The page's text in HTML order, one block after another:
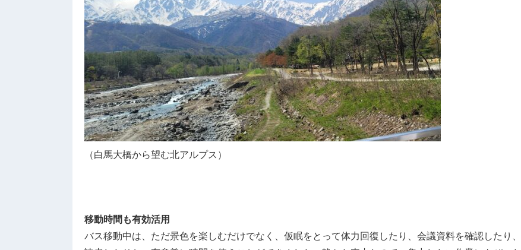
（白馬大橋から望む北アルプス）
移動時間も有効活用
バス移動中は、ただ景色を楽しむだけでなく、仮眠をとって体力回復したり、会議資料を確認したり、